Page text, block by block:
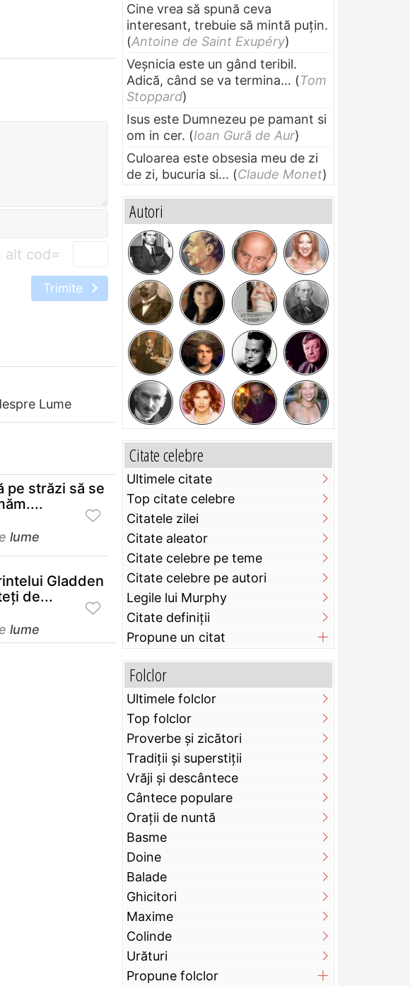
=
Trimite
Lume
pe străzi să se
lume
Gladden
de...
lume
Cine vrea să spună ceva
interesant, trebuie să mintă puțin.
(Antoine de Saint Exupéry)
Veșnicia este un gând teribil.
Adică, când se va termina... (Tom
Stoppard)
Isus este Dumnezeu pe pamant si
om in cer. (Ioan Gură de Aur)
Culoarea este obsesia meu de zi
de zi, bucuria si... (Claude Monet)
Autori
Citate celebre
Ultimele citate
Top citate celebre
Citatele zilei
Citate aleator
Citate celebre pe teme
Citate celebre pe autori
Legile lui Murphy
Citate definiţii
Propune un citat
Folclor
Ultimele folclor
Top folclor
Proverbe și zicători
Tradiții și superstiții
Vrăji și descântece
Cântece populare
Orații de nuntă
Basme
Doine
Balade
Ghicitori
Maxime
Colinde
Urături
Propune folclor